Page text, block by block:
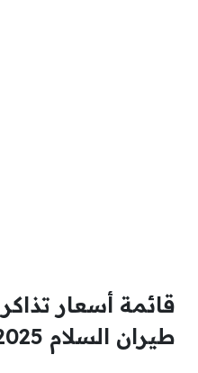
قائمة أسعار
طيران السلام 2025